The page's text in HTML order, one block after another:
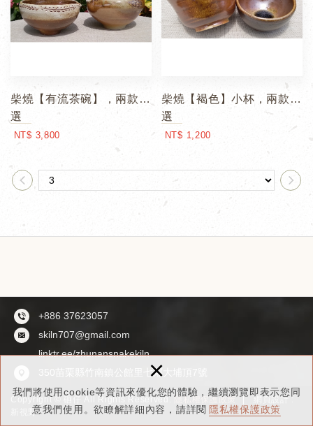
我們將使用cookie等資訊來優化您的體驗，繼續瀏覽即表示您同
意我們使用。欲瞭解詳細內容，請詳閱 隱私權保護政策
×
柴燒【有流茶碗】，兩款可
選
NT$ 3,800
柴燒【褐色】小杯，兩款可
選
NT$ 1,200
+886 37623057
skiln707@gmail.com
linktr.ee/zhunansnakekiln
350苗栗縣竹南鎮公館里七鄰大埔頂7號
Copyright © 硘仔 All Rights Reserved.隱私權保護政策
網頁設計 :
新視野